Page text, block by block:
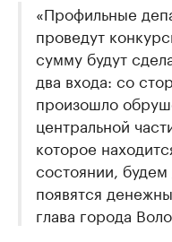
«Профильные
проведут
сумму будут
два входа: со
произошло
центральной
которое
состоянии, будем
появятся
глава города